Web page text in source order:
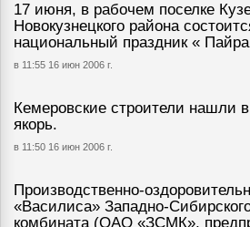
17 июня, в рабочем поселке
Новокузнецкого района
национальный праздник «
в 11:55 16 июн 2006 г.
Кемеровские строители нашли
якорь.
в 11:50 16 июн 2006 г.
Производственно-
«Василиса» Западно-
комбината (ОАО «ЗСМК»,